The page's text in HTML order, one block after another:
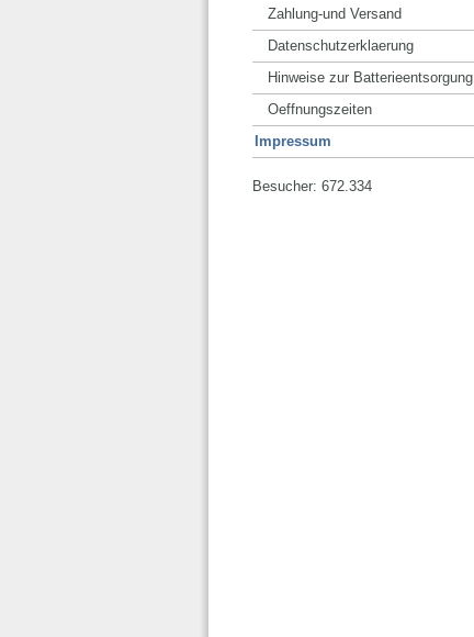
Zahlung-und Versand
Datenschutzerklaerung
Hinweise zur Batterieentsorgung
Oeffnungszeiten
Impressum
Besucher: 672.334